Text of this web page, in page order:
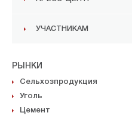
УЧАСТНИКАМ
РЫНКИ
Сельхозпродукция
Уголь
Цемент